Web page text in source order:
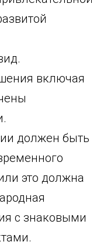
включая
должен быть
это должна
с знаковыми